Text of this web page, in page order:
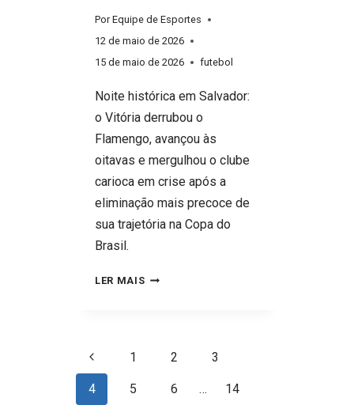
Por Equipe de Esportes
12 de maio de 2026
15 de maio de 2026
futebol
Noite histórica em Salvador:
o Vitória derrubou o
Flamengo, avançou às
oitavas e mergulhou o clube
carioca em crise após a
eliminação mais precoce de
sua trajetória na Copa do
Brasil.
LER MAISVITÓRIA
FLAMENGO
Navegação
da
Página
Página
Anterior
1 2 3
4 5 6 … 14